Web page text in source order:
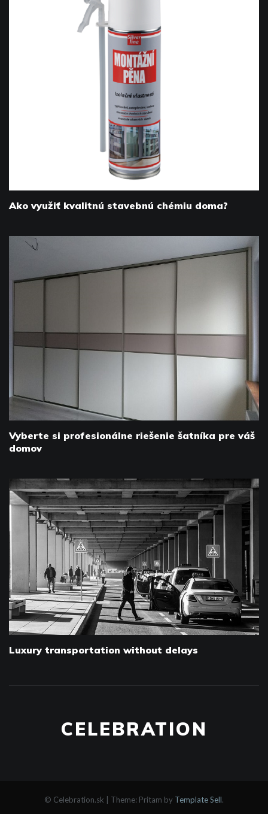
Ako využiť kvalitnú stavebnú chémiu doma?
Vyberte si profesionálne riešenie šatníka pre váš
domov
Luxury transportation without delays
CELEBRATION
© Celebration.sk Theme: Pritam by Template Sell.